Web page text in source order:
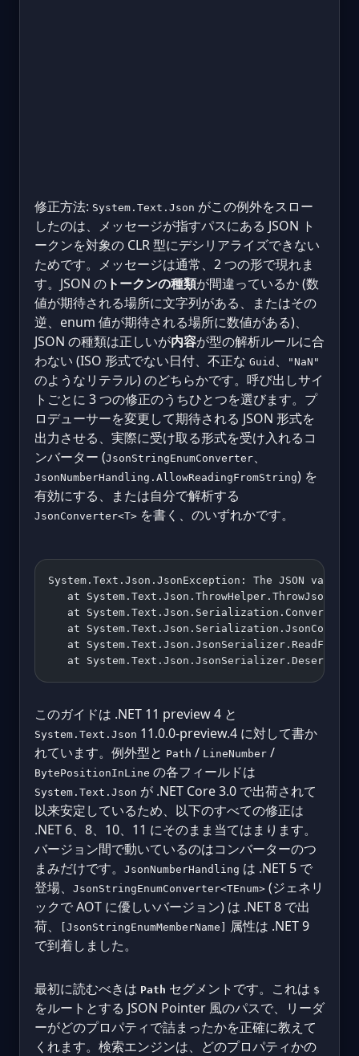
修正方法: System.Text.Json がこの例外をスロー
したのは、メッセージが指すパスにある JSON ト
ークンを対象の CLR 型にデシリアライズできない
ためです。メッセージは通常、2 つの形で現れま
す。JSON の トークンの種類が間違っているか (数
値が期待される場所に文字列がある、またはその
逆、enum 値が期待される場所に数値がある)、
JSON の種類は正しいが内容が型の解析ルールに合
わない (ISO 形式でない日付、不正な Guid 、 "NaN"
のようなリテラル) のどちらかです。呼び出しサイ
トごとに 3 つの修正のうちひとつを選びます。プ
ロデューサーを変更して期待される JSON 形式を
出力させる、実際に受け取る形式を受け入れるコ
ンバーター (JsonStringEnumConverter、
JsonNumberHandling.AllowReadingFromString) を
有効にする、または自分で解析する
JsonConverter<T> を書く、のいずれかです。
System.Text.Json.JsonException: The JSON
at
at
at
at
at
このガイドは .NET 11 preview 4 と
System.Text.Json 11.0.0-preview.4 に対して書か
れています。例外型と Path / LineNumber /
BytePositionInLine の各フィールドは
System.Text.Json が .NET Core 3.0 で出荷されて
以来安定しているため、以下のすべての修正は
.NET 6、8、10、11 にそのまま当てはまります。
バージョン間で動いているのはコンバーターのつ
まみだけです。
JsonNumberHandling は .NET 5 で
登場、
JsonStringEnumConverter<TEnum> (ジェネリ
ックで AOT に優しいバージョン) は .NET 8 で出
荷、
[JsonStringEnumMemberName]
属性は .NET 9
で到着しました。
最初に読むべきは Path セグメントです。これは $
をルートとする JSON Pointer 風のパスで、リーダ
ーがどのプロパティで詰まったかを正確に教えて
くれます。検索エンジンは、どのプロパティかの